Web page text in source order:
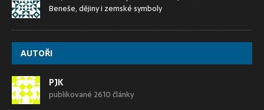
Beneše, dějiny i zemské symboly
AUTOŘI
PJK
publikované 2610 články